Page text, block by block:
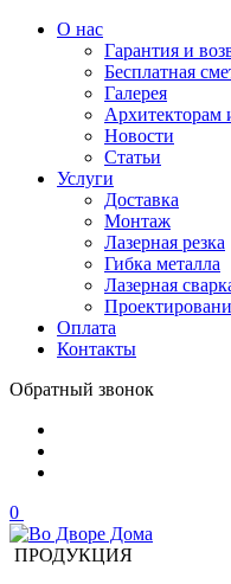
О нас
Гарантия и
Бесплатная
Галерея
Архитекторам
Новости
Статьи
Услуги
Доставка
Монтаж
Лазерная резка
Гибка металла
Лазерная
Оплата
Контакты
Обратный звонок
0
ПРОДУКЦИЯ